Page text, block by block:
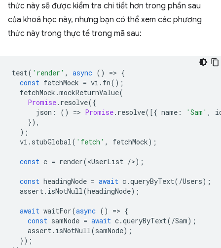
thức này sẽ được kiểm tra chi tiết hơn trong phần sau
của khoá học này, nhưng bạn có thể xem các phương
thức này trong thực tế trong mã sau:
test( 'render' , async () => {
const fetchMock = vi . fn();
fetchMock .mockReturnValue(
Promise. resolve({
json : () => Promise. resolve([{ name : 'Sam' ,
}),
);
vi . stubGlobal( 'fetch' , fetchMock);
const c = render(<UserList />);
const headingNode = await c.queryByText( /Users);
assert. isNotNull(headingNode);
await waitFor(async () => {
const samNode = await c.queryByText( /Sam);
assert. isNotNull(samNode);
});